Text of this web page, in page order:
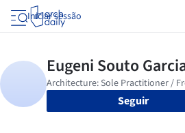
Iniciar sessão
Seguir